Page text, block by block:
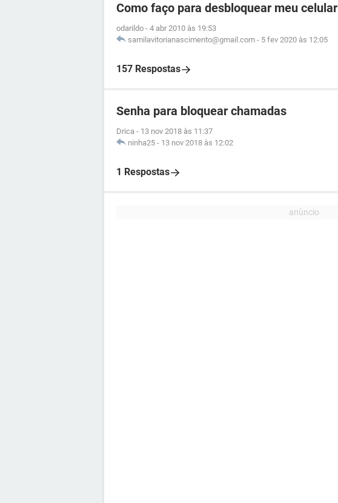
Como faço para desbloquear meu celular
odarildo - 4 abr 2010 às 19:53
samilavitorianascimento@gmail.com - 5 fev 2020 às 12:05
157 Respostas
Senha para bloquear chamadas
Drica - 13 nov 2018 às 11:37
ninha25 - 13 nov 2018 às 12:02
1 Respostas